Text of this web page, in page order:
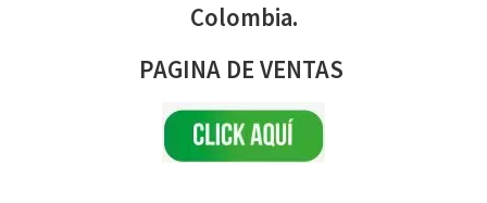
Colombia.
PAGINA DE VENTAS